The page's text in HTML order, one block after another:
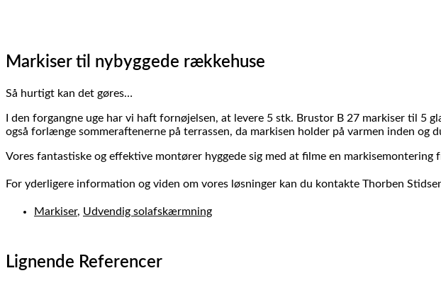
Markiser til nybyggede rækkehuse
Så hurtigt kan det gøres…
I den forgangne uge har vi haft fornøjelsen, at levere 5 stk. Brustor B 27 markiser til
også forlænge sommeraftenerne på terrassen, da markisen holder på varmen inden og
Vores fantastiske og effektive montører hyggede sig med at filme en
For yderligere information og viden om vores løsninger kan du kontakte Thorben
Markiser, Udvendig solafskærmning
Lignende Referencer